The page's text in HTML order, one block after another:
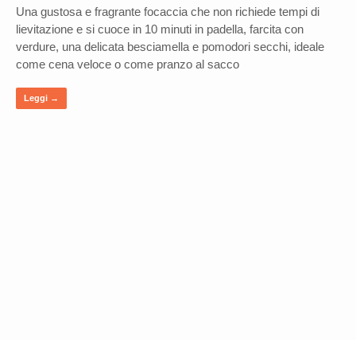
Una gustosa e fragrante focaccia che non richiede tempi di
lievitazione e si cuoce in 10 minuti in padella, farcita con
verdure, una delicata besciamella e pomodori secchi, ideale
come cena veloce o come pranzo al sacco
Leggi →